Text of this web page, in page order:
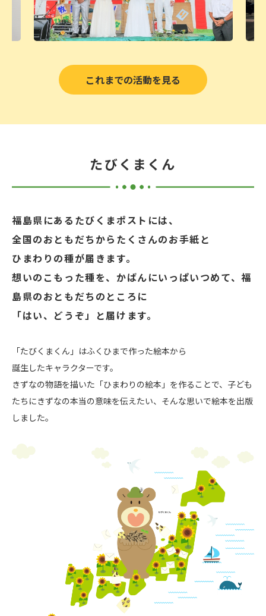
これまでの活動を見る
たびくまくん
福島県にあるたびくまポストには、
全国のおともだちからたくさんのお手紙と
ひまわりの種が届きます。
想いのこもった種を、かばんにいっぱいつめて、福
島県のおともだちのところに
「はい、どうぞ」と届けます。
「たびくまくん」はふくひまで作った絵本から
誕生したキャラクターです。
きずなの物語を描いた「ひまわりの絵本」を作ることで、 子ども
たちにきずなの本当の意味を伝えたい、 そんな思いで絵本を出版
しました。